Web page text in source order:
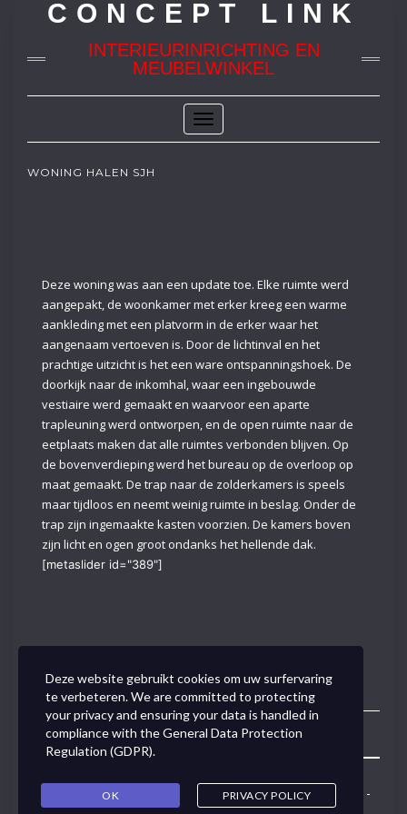
CONCEPT LINK
INTERIEURINRICHTING EN
MEUBELWINKEL
Toggle
Navigation
WONING HALEN SJH
Deze woning was aan een update toe. Elke ruimte werd
aangepakt, de woonkamer met erker kreeg een warme
aankleding met een platvorm in de erker waar het
aangenaam vertoeven is. Door de lichtinval en het
prachtige uitzicht is het een ware ontspanningshoek. De
doorkijk naar de inkomhal, waar een ingebouwde
vestiaire werd gemaakt en waarvoor een aparte
trapleuning werd ontworpen, en de open ruimte naar de
eetplaats maken dat alle ruimtes verbonden blijven. Op
de bovenverdieping werd het bureau op de overloop op
maat gemaakt. De trap naar de zolderkamers is speels
maar tijdloos en neemt weinig ruimte in beslag. Onder de
trap zijn ingemaakte kasten voorzien. De kamers boven
zijn licht en ogen groot ondanks het hellende dak.
[metaslider id="389"]
Toggle
Concept Link BVBA - Van den Tymplestraat 37 - 3000 Leuven -
0495/50.79.91 - ann@conceptlink.be
Deze website gebruikt cookies om uw surfervaring
te verbeteren. We are committed to protecting
your privacy and ensuring your data is handled in
compliance with theGeneral Data Protection
Regulation (GDPR).
OK PRIVACY POLICY